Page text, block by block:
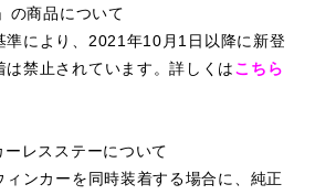
の商品について
準により、2021年10月1日以降に新登
禁止されています。詳しくはこちら
レスステーについて
ンカーを同時装着する場合に、純正